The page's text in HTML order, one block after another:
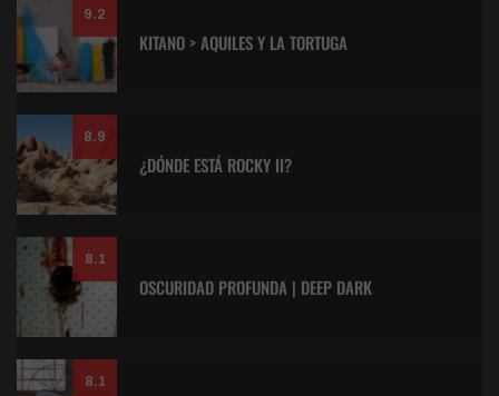
9.2
KITANO > AQUILES Y LA TORTUGA
8.9
¿DÓNDE ESTÁ ROCKY II?
8.1
OSCURIDAD PROFUNDA | DEEP DARK
8.1